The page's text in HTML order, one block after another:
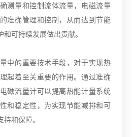
测量和控制流体流量，电磁流量
准确管理和控制，从而达到节能
可持续发展做出贡献。
中的重要技术手段，对于实现热
起着至关重要的作用。通过准确
磁流量计可以提高热能计量系统
和稳定性，为实现节能减排和可
和保障。